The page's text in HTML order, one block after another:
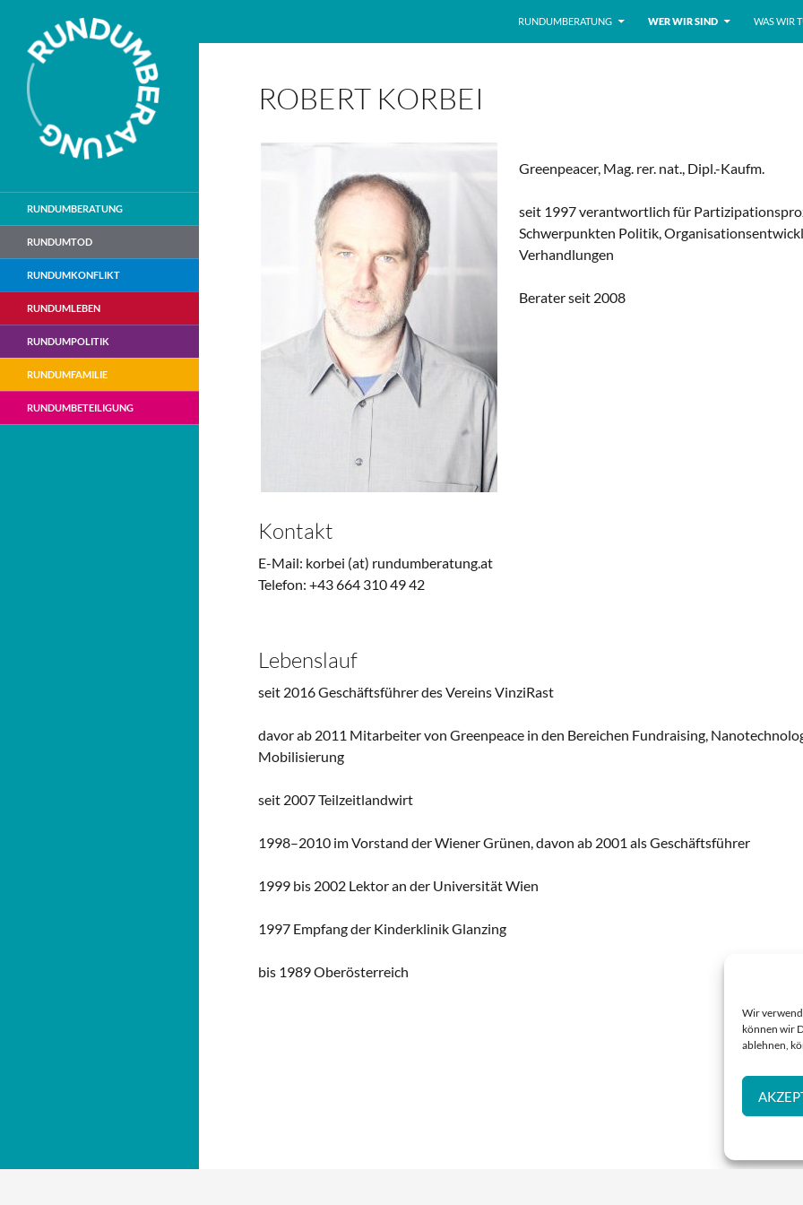
Wir
können wir
ablehnen,
RUNDUMBERATUNG
WER WIR SIND WAS WIR
ROBERT KORBEI
Greenpeacer, Mag. rer. nat., Dipl.-Kaufm.
seit 1997 verantwortlich für
Schwerpunkten Politik,
Verhandlungen
Berater seit 2008
Kontakt
E-Mail: korbei (at) rundumberatung.at
Telefon: +43 664 310 49 42
Lebenslauf
seit 2016 Geschäftsführer des Vereins VinziRast
davor ab 2011 Mitarbeiter von Greenpeace in den Bereichen Fundraising,
Mobilisierung
seit 2007 Teilzeitlandwirt
1998–2010 im Vorstand der Wiener Grünen, davon ab 2001 als Geschäftsführer
1999 bis 2002 Lektor an der Universität Wien
1997 Empfang der Kinderklinik Glanzing
bis 1989 Oberösterreich
RUNDUMBERATUNG
RUNDUMTOD
RUNDUMKONFLIKT
RUNDUMLEBEN
RUNDUMPOLITIK
RUNDUMFAMILIE
RUNDUMBETEILIGUNG